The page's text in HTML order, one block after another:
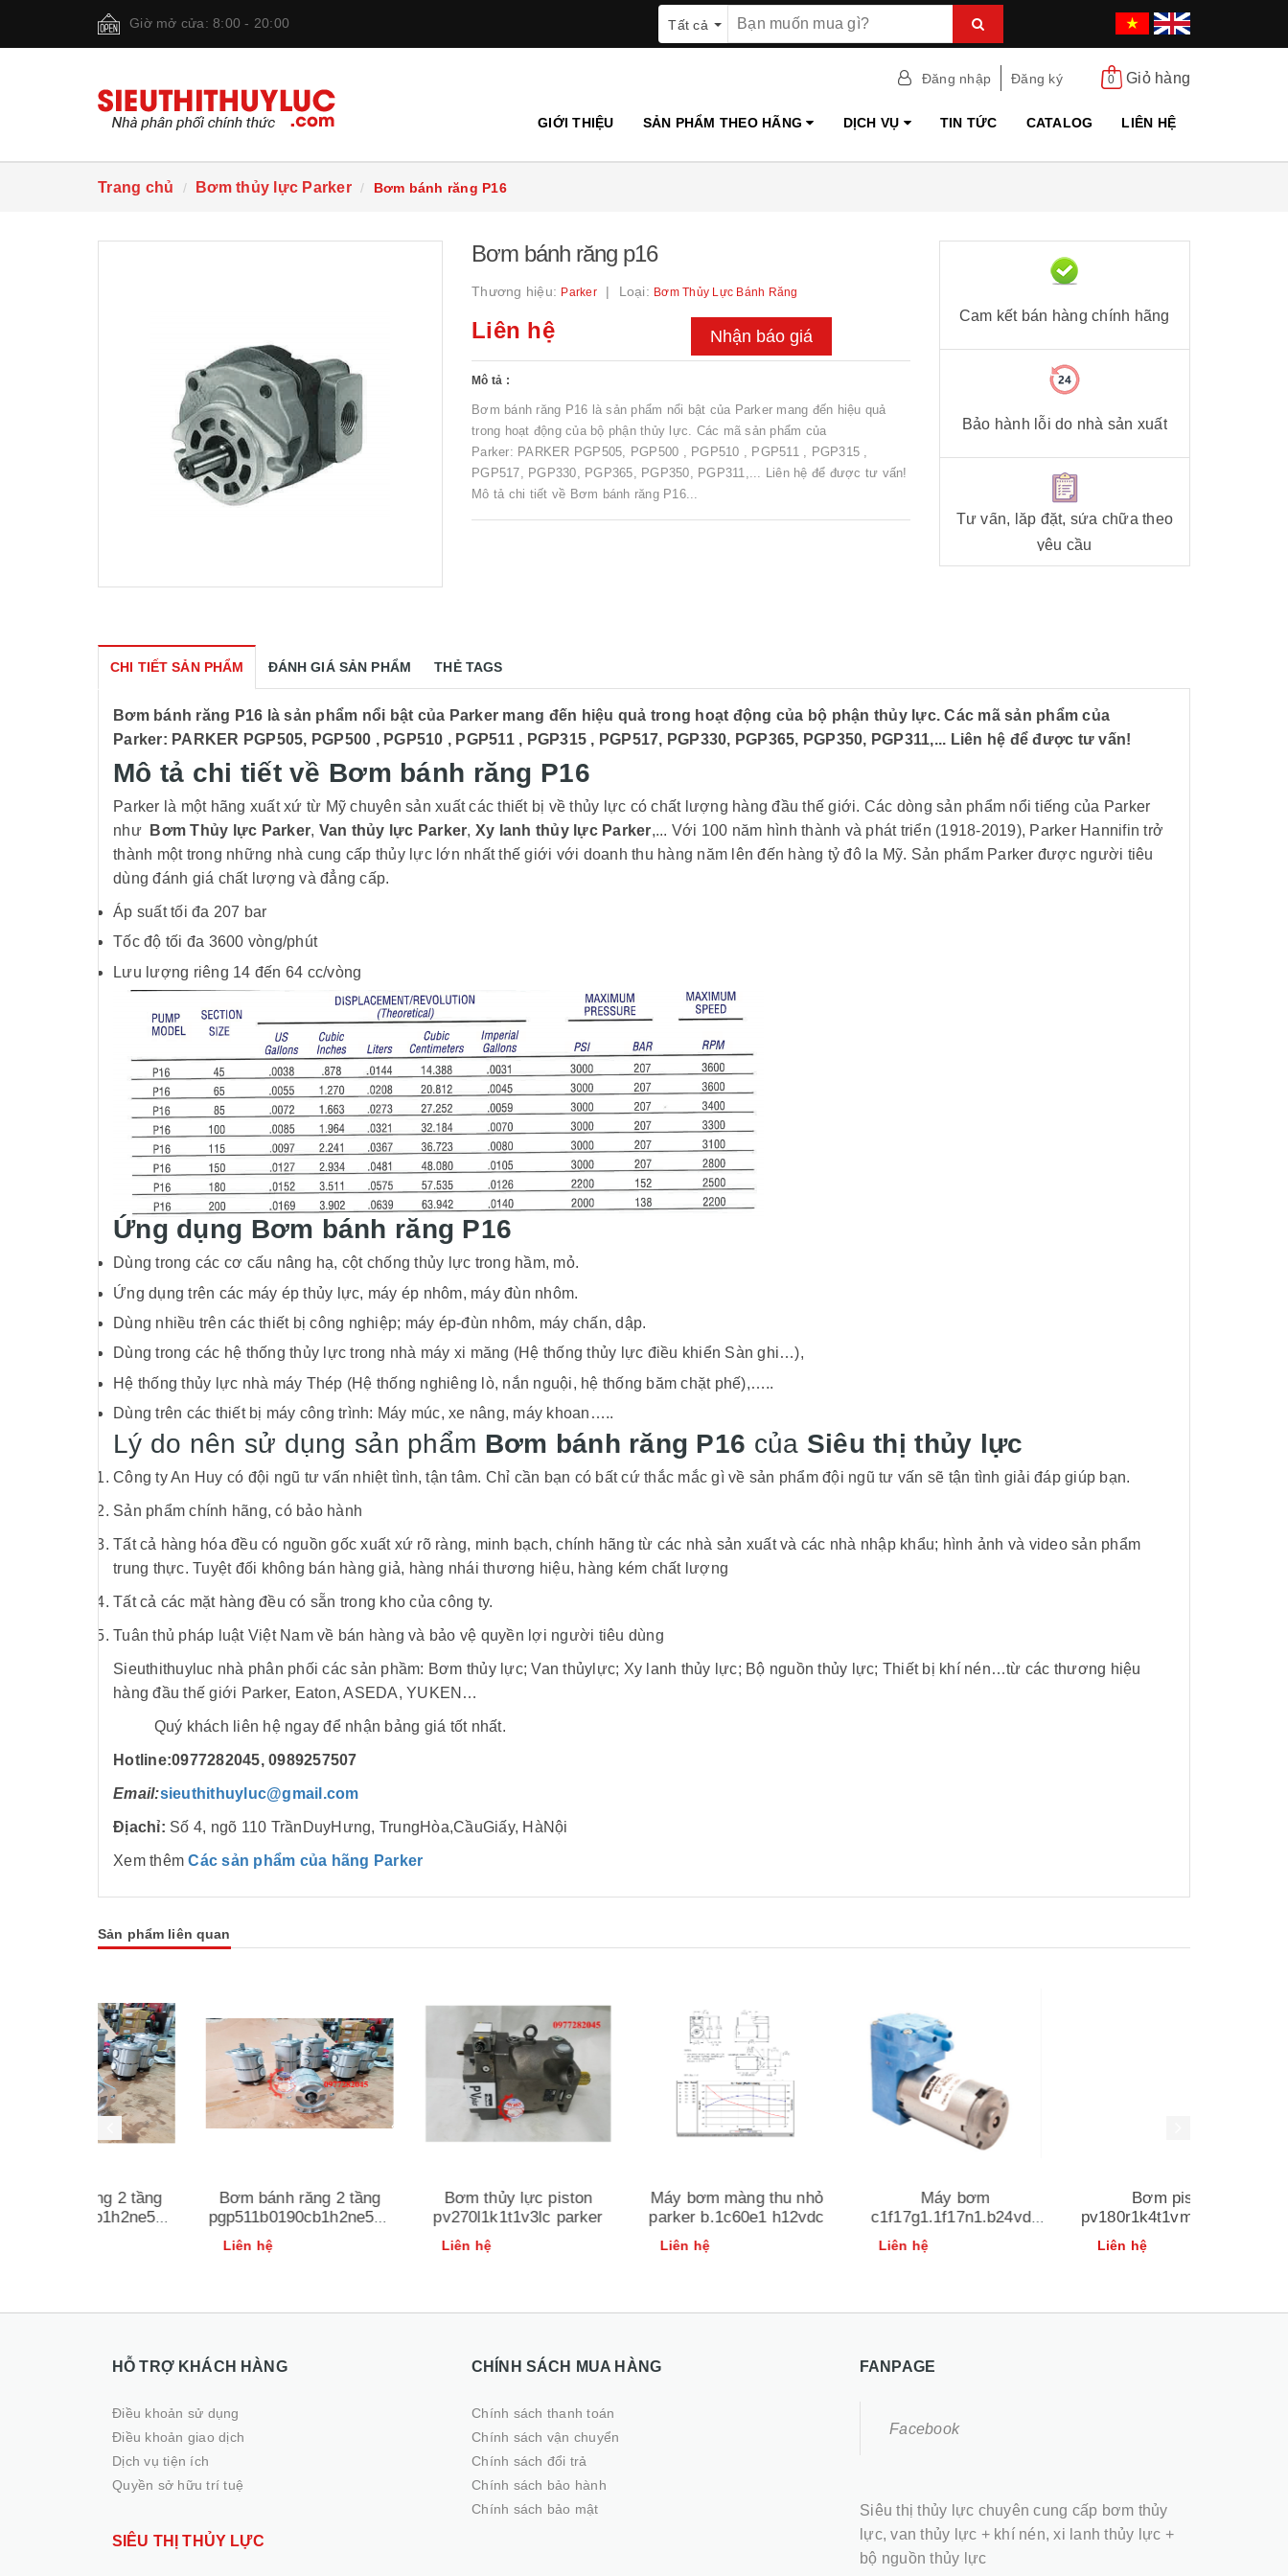
Giờ mở cửa: 8:00 - 20:00 Tất cả
Đăng nhập Đăng ký 0 Giỏ hàng
GIỚI THIỆU SẢN PHẨM THEO HÃNG DỊCH VỤ TIN TỨC CATALOG LIÊN HỆ
Trang chủ Bơm thủy lực Parker Bơm bánh răng P16
Bơm bánh răng p16
Thương hiệu: Parker Loại: Bơm Thủy Lực Bánh Răng
Liên hệ Nhận báo giá
Mô tả :
Bơm bánh răng P16 là sản phẩm nổi bật của Parker mang đến hiệu quả
trong hoạt động của bộ phận thủy lực. Các mã sản phẩm của
Parker: PARKER PGP505, PGP500 , PGP510 , PGP511 , PGP315 ,
PGP517, PGP330, PGP365, PGP350, PGP311,... Liên hệ để được tư vấn!
Mô tả chi tiết về Bơm bánh răng P16...
Cam kết bán hàng chính hãng
Bảo hành lỗi do nhà sản xuất
Tư vấn, lắp đặt, sửa chữa theo
yêu cầu
CHI TIẾT SẢN PHẨM ĐÁNH GIÁ SẢN PHẨM THẺ TAGS
Bơm bánh răng P16 là sản phẩm nổi bật của Parker mang đến hiệu quả trong hoạt động của bộ phận thủy lực. Các mã sản phẩm của
Parker: PARKER PGP505, PGP500 , PGP510 , PGP511 , PGP315 , PGP517, PGP330, PGP365, PGP350, PGP311,... Liên hệ để được tư vấn!
Mô tả chi tiết về Bơm bánh răng P16
Parker là một hãng xuất xứ từ Mỹ chuyên sản xuất các thiết bị về thủy lực có chất lượng hàng đầu thế giới. Các dòng sản phẩm nổi tiếng của Parker
như
Bơm Thủy lực Parker, Van thủy lực Parker, Xy lanh thủy lực Parker,... Với 100 năm hình thành và phát triển (1918-2019), Parker Hannifin trở
thành một trong những nhà cung cấp thủy lực lớn nhất thế giới với doanh thu hàng năm lên đến hàng tỷ đô la Mỹ. Sản phẩm Parker được người tiêu
dùng đánh giá chất lượng và đẳng cấp.
Áp suất tối đa 207 bar
Tốc độ tối đa 3600 vòng/phút
Lưu lượng riêng 14 đến 64 cc/vòng
Ứng dụng Bơm bánh răng P16
Dùng trong các cơ cấu nâng hạ, cột chống thủy lực trong hầm, mỏ.
Ứng dụng trên các máy ép thủy lực, máy ép nhôm, máy đùn nhôm.
Dùng nhiều trên các thiết bị công nghiệp; máy ép-đùn nhôm, máy chấn, dập.
Dùng trong các hệ thống thủy lực trong nhà máy xi măng (Hệ thống thủy lực điều khiển Sàn ghi…),
Hệ thống thủy lực nhà máy Thép (Hệ thống nghiêng lò, nắn nguội, hệ thống băm chặt phế),…..
Dùng trên các thiết bị máy công trình: Máy múc, xe nâng, máy khoan…..
Lý do nên sử dụng sản phẩm Bơm bánh răng P16 của Siêu thị thủy lực
Công ty An Huy có đội ngũ tư vấn nhiệt tình, tận tâm. Chỉ cần bạn có bất cứ thắc mắc gì về sản phẩm đội ngũ tư vấn sẽ tận tình giải đáp giúp bạn.
Sản phẩm chính hãng, có bảo hành
Tất cả hàng hóa đều có nguồn gốc xuất xứ rõ ràng, minh bạch, chính hãng từ các nhà sản xuất và các nhà nhập khẩu; hình ảnh và video sản phẩm
trung thực. Tuyệt đối không bán hàng giả, hàng nhái thương hiệu, hàng kém chất lượng
Tất cả các mặt hàng đều có sẵn trong kho của công ty.
Tuân thủ pháp luật Việt Nam về bán hàng và bảo vệ quyền lợi người tiêu dùng
Sieuthithuyluc nhà phân phối các sản phầm: Bơm thủy lực; Van thủylực; Xy lanh thủy lực; Bộ nguồn thủy lực; Thiết bị khí nén…từ các thương hiệu
hàng đầu thế giới Parker, Eaton, ASEDA, YUKEN…
Quý khách liên hệ ngay để nhận bảng giá tốt nhất.
Hotline:0977282045, 0989257507
Email:sieuthithuyluc@gmail.com
Địachỉ: Số 4, ngõ 110 TrầnDuyHưng, TrungHòa,CầuGiấy, HàNội
Xem thêmCác sản phẩm của hãng Parker
Sản phẩm liên quan
Xem nhanh Xem nhanh
Bơm bánh răng 2 tầng
pgp511b0190cb1h2ne5e3
s−511a014
Xem nhanh
Bơm thủy lực piston
pv270l1k1t1v3lc parker
Máy bơm màng thu nhỏ
parker b.1c60e1 h12vdc
c1f17g1.1f17n1.b24vdc
pv180r1k4t1vmm1 parker
HỖ TRỢ KHÁCH HÀNG
Điều khoản sử dụng
Điều khoản giao dịch
Dịch vụ tiện ích
Quyền sở hữu trí tuệ
CHÍNH SÁCH MUA HÀNG
Chính sách thanh toán
Chính sách vận chuyển
Chính sách đổi trả
Chính sách bảo hành
Chính sách bảo mật
SIÊU THỊ THỦY LỰC
FANPAGE
Facebook
Siêu thị thủy lực chuyên cung cấp bơm thủy
lực, van thủy lực + khí nén, xi lanh thủy lực +
bộ nguồn thủy lực